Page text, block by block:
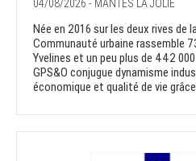
04/08/2026 - MANTES LA JOLIE
Née en 2016 sur les deux rives de
Communauté urbaine rassemble
Yvelines et un peu plus de 442
GPS&O conjugue dynamisme
économique et qualité de vie